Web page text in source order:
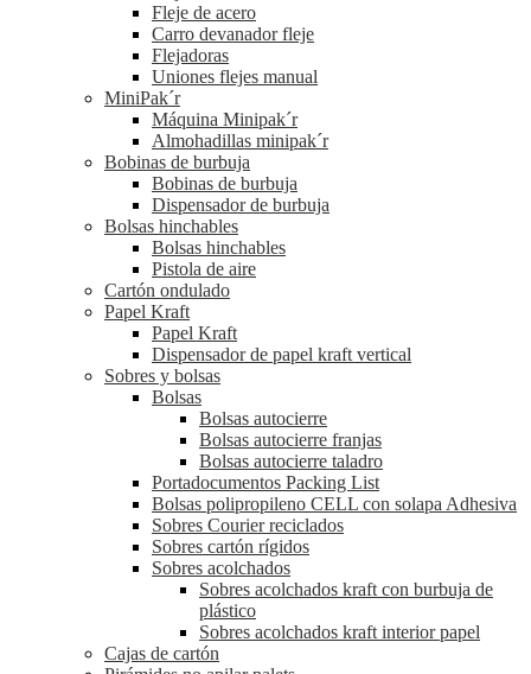
Fleje de acero
Carro devanador fleje
Flejadoras
Uniones flejes manual
MiniPak´r
Máquina Minipak´r
Almohadillas minipak´r
Bobinas de burbuja
Bobinas de burbuja
Dispensador de burbuja
Bolsas hinchables
Bolsas hinchables
Pistola de aire
Cartón ondulado
Papel Kraft
Papel Kraft
Dispensador de papel kraft vertical
Sobres y bolsas
Bolsas
Bolsas autocierre
Bolsas autocierre franjas
Bolsas autocierre taladro
Portadocumentos Packing List
Bolsas polipropileno CELL con solapa Adhesiva
Sobres Courier reciclados
Sobres cartón rígidos
Sobres acolchados
Sobres acolchados kraft con burbuja de
plástico
Sobres acolchados kraft interior papel
Cajas de cartón